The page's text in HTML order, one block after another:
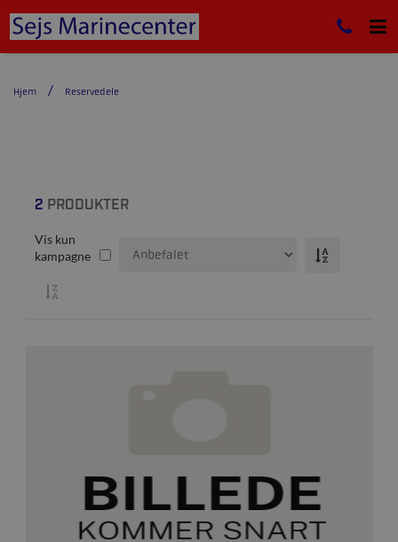
Hjem Reservedele
2 PRODUKTER
Vis kun
kampagne